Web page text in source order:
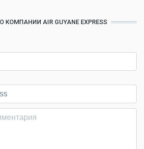
AIR GUYANE EXPRESS